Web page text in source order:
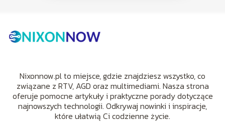
Nixonnow.pl to miejsce, gdzie znajdziesz wszystko, co
związane z RTV, AGD oraz multimediami. Nasza strona
oferuje pomocne artykuły i praktyczne porady dotyczące
najnowszych technologii. Odkrywaj nowinki i inspiracje,
które ułatwią Ci codzienne życie.